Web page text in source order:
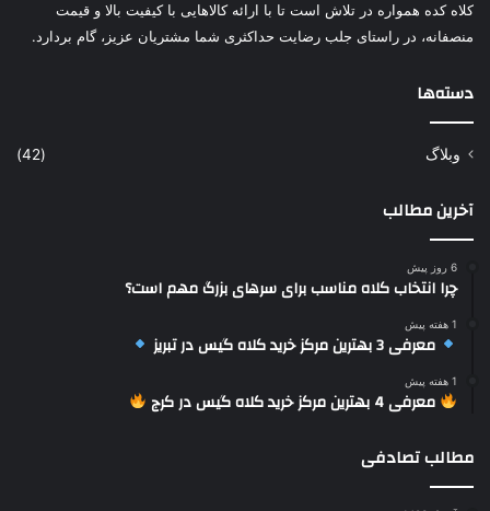
کلاه کده همواره در تلاش است تا با ارائه کالاهایی با کیفیت بالا و قیمت
منصفانه، در راستای جلب رضایت حداکثری شما مشتریان عزیز، گام بردارد.
دسته‌ها
وبلاگ (42)
آخرین مطالب
6 روز پیش
چرا انتخاب کلاه مناسب برای سرهای بزرگ مهم است؟
1 هفته پیش
معرفی 3 بهترین مرکز خرید کلاه گیس در تبریز
1 هفته پیش
معرفی 4 بهترین مرکز خرید کلاه گیس در کرج
مطالب تصادفی